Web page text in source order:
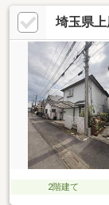
～洗濯物干しに利
付けキッチン：勝
動線・納戸２ケ所
面積に路地状部
部分（面積約
埼玉県
2階建て